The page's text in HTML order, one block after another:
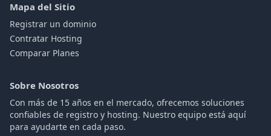
Mapa del Sitio
Registrar un dominio
Contratar Hosting
Comparar Planes
Sobre Nosotros
Con más de 15 años en el mercado, ofrecemos soluciones
confiables de registro y hosting. Nuestro equipo está aquí
para ayudarte en cada paso.